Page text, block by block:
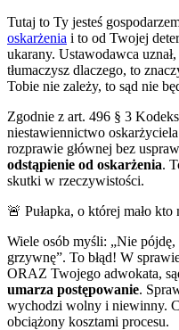
Tutaj to Ty jesteś
oskarżenia i to od Twojej
ukarany. Ustawodawca
tłumaczysz dlaczego, to
Tobie nie zależy, to sąd nie
Zgodnie z art. 496 § 3
niestawiennictwo
rozprawie głównej bez
odstąpienie od oskarżenia.
skutki w rzeczywistości.
🚨 Pułapka, o której mało kto
Wiele osób myśli: „Nie
grzywnę”. To błąd! W
ORAZ Twojego adwokata,
umarza postępowanie.
wychodzi wolny i niewinny.
obciążony kosztami procesu.